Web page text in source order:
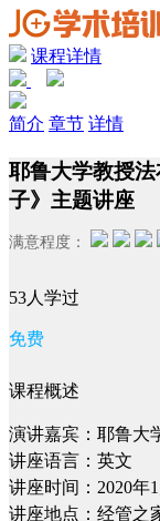
课程详情
简介 章节 详情
耶鲁大学教授
子》主题讲座
满意程度：
53人学过
免费
课程概述
演讲嘉宾：耶鲁大
讲座语言：英文
讲座时间：2020年
讲座地点：经管之